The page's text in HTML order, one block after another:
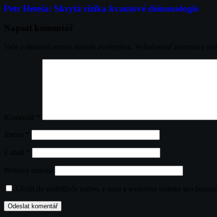
pro
Petr Heteša: Skrytá rizika kvantové démonologie